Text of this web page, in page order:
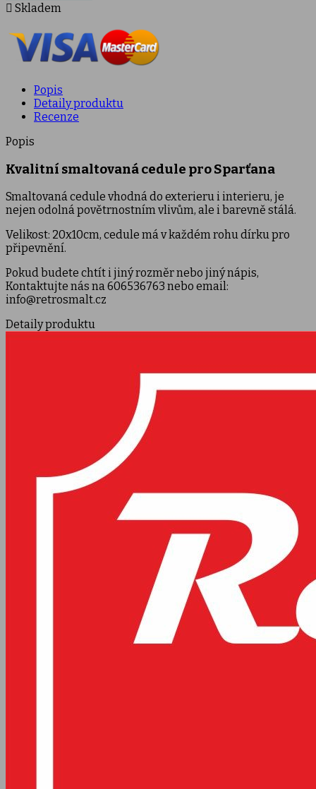
 Skladem
Popis
Detaily produktu
Recenze
Popis
Kvalitní smaltovaná cedule pro Sparťana
Smaltovaná cedule vhodná do exterieru i interieru, je
nejen odolná povětrnostním vlivům, ale i barevně stálá.
Velikost: 20x10cm, cedule má v každém rohu dírku pro
připevnění.
Pokud budete chtít i jiný rozměr nebo jiný nápis,
Kontaktujte nás na 606536763 nebo email:
info@retrosmalt.cz
Detaily produktu